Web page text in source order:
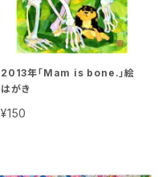
2013年「Mam is bone.」絵
はがき
¥150